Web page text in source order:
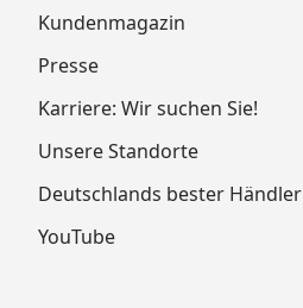
Kundenmagazin
Presse
Karriere: Wir suchen Sie!
Unsere Standorte
Deutschlands bester Händler
YouTube